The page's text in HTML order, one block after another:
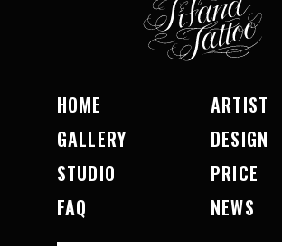
HOME
ARTIST
GALLERY
DESIGN
STUDIO
PRICE
FAQ
NEWS